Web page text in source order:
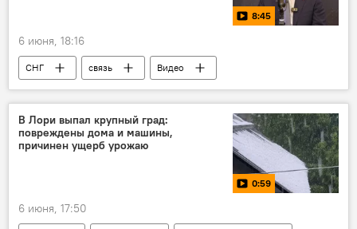
8:45
6 июня, 18:16
СНГ связь Видео
В Лори выпал крупный град:
повреждены дома и машины,
причинен ущерб урожаю
0:59
6 июня, 17:50